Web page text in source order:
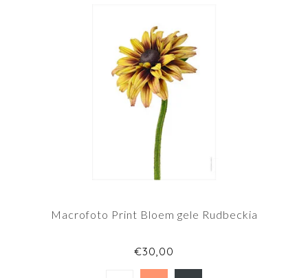
Macrofoto Print Bloem gele Rudbeckia
€30,00